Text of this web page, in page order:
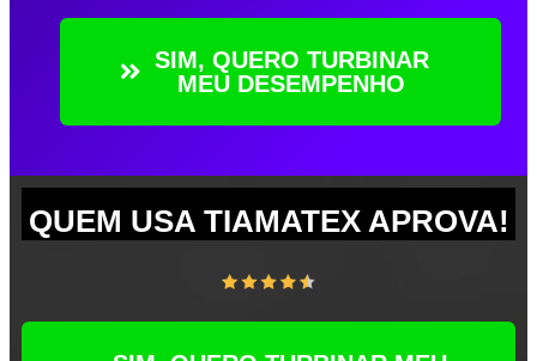
SIM, QUERO TURBINAR
MEU DESEMPENHO
QUEM USA TIAMATEX APROVA!